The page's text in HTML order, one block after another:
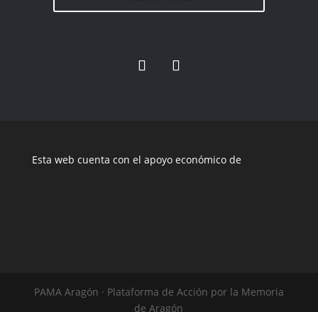
Esta web cuenta con el apoyo económico de
PAMA Aragón · Plataforma de Acción por la Memoria
de Aragón